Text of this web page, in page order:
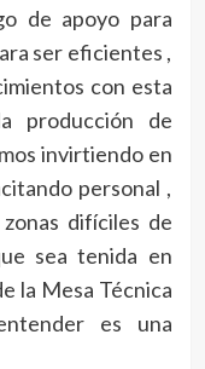
de apoyo para
ser eficientes ,
con esta
producción de
invirtiendo en
personal ,
difíciles de
sea tenida en
la Mesa Técnica
es una